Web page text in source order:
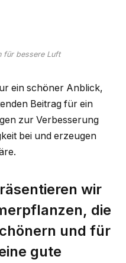
für bessere Luft
ein schöner Anblick,
Beitrag für ein
zur Verbesserung
bei und erzeugen
wir
die
und für
gute